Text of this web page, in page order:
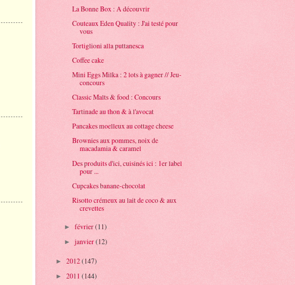
La Bonne Box : A découvrir
Couteaux Eden Quality : J'ai testé pour
vous
Tortiglioni alla puttanesca
Coffee cake
Mini Eggs Milka : 2 lots à gagner // Jeu-
concours
Classic Malts & food : Concours
Tartinade au thon & à l'avocat
Pancakes moelleux au cottage cheese
Brownies aux pommes, noix de
macadamia & caramel
Des produits d'ici, cuisinés ici : 1er label
pour ...
Cupcakes banane-chocolat
Risotto crémeux au lait de coco & aux
crevettes
► février(11)
► janvier(12)
► 2012(147)
► 2011 (144)